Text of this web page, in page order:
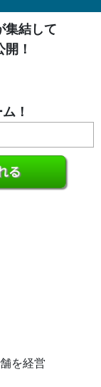
集結して
！
！
る
を経営